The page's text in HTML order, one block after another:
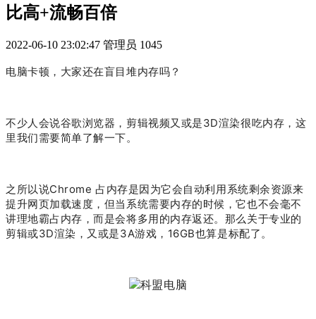
比高+流畅百倍
2022-06-10 23:02:47 管理员 1045
电脑卡顿，大家还在盲目堆内存吗？
不少人会说谷歌浏览器，剪辑视频又或是3D渲染很吃内存，这
里我们需要简单了解一下。
之所以说Chrome 占内存是因为它会自动利用系统剩余资源来
提升网页加载速度，但当系统需要内存的时候，它也不会毫不
讲理地霸占内存，而是会将多用的内存返还。那么关于专业的
剪辑或3D渲染，又或是3A游戏，16GB也算是标配了。